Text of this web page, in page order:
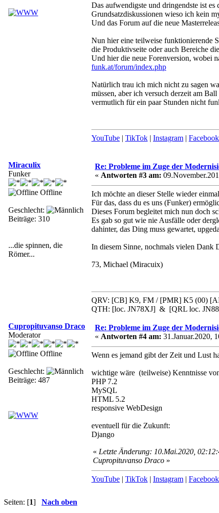
Das aufwendigste und dringendste ist
Grundsatzdiskussionen wieso ich kein
Und das Forum auf die neue
Nun hier eine teilweise funktionierende
die Produktivseite oder auch Bereiche
Und hier die neue Forenversion, wobei
funk.at/forum/index.php
Natürlich trau ich mich nicht zu sagen
müssen, aber ich versuch derzeit am
vermutlich für ein paar Stunden nicht
YouTube | TikTok | Instagram | Facebook
Miraculix
Funker
Offline
Geschlecht:
Beiträge: 310
...die spinnen, die
Römer...
Re: Probleme im Zuge der
« Antworten #3 am:
Ich möchte an dieser Stelle wieder
Für das, dass du es uns (Funker)
Dieses Forum begleitet mich nun doch
Es gab so gut wie nie Ausfälle oder
dahinter, das Ding muss gewartet,
In diesem Sinne, nochmals vielen Dank
73, Michael (Miracuix)
QRV: [CB] K9, FM / [PMR] K5 (00)
QTH: [loc. JN78XJ] & [QRL loc.
Cupropituvanso Draco
Moderator
Offline
Geschlecht:
Beiträge: 487
Re: Probleme im Zuge der
« Antworten #4 am: 31.Januar.2020,
Wenn es jemand gibt der Zeit und Lust
wichtige wäre (teilweise) Kenntnisse
PHP 7.2
MySQL
HTML 5.2
responsive WebDesign
eventuell für die Zukunft:
Django
« Letzte Änderung: 10.Mai.2020,
Cupropituvanso Draco »
YouTube | TikTok | Instagram | Facebook
Seiten: [1] Nach oben